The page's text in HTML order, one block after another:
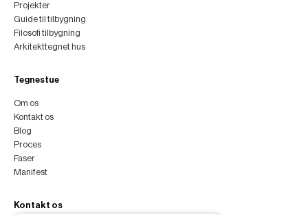
Projekter
Guide til tilbygning
Filosofi tilbygning
Arkitekttegnet hus
Tegnestue
Om os
Kontakt os
Blog
Proces
Faser
Manifest
Kontakt os